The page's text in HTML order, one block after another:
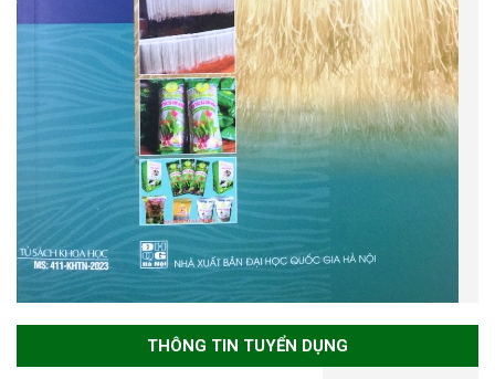
THÔNG TIN TUYỂN DỤNG